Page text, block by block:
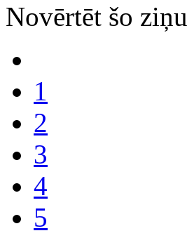
Novērtēt šo ziņu
1
2
3
4
5